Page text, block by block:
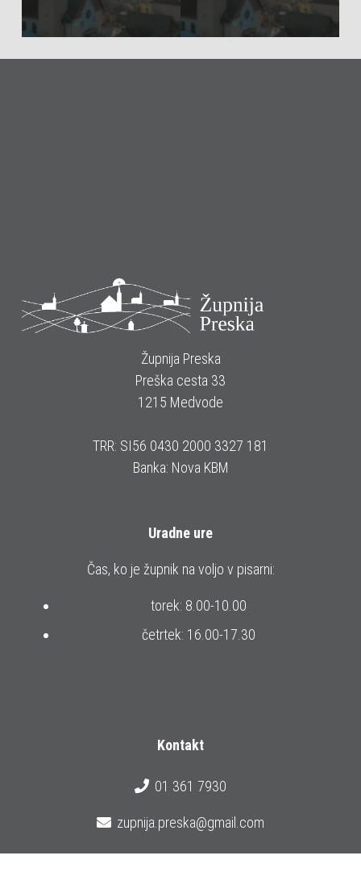
Župnija Preska
Preška cesta 33
1215 Medvode
TRR: SI56 0430 2000 3327 181
Banka: Nova KBM
Uradne ure
Čas, ko je župnik na voljo v pisarni:
torek: 8.00-10.00
četrtek: 16.00-17.30
Kontakt
01 361 7930
zupnija.preska@gmail.com